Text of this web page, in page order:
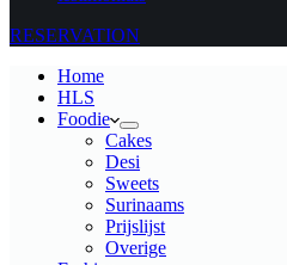
RESERVATION
Home
HLS
Foodie
Cakes
Desi
Sweets
Surinaams
Prijslijst
Overige